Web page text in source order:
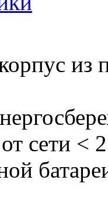
из
сети <